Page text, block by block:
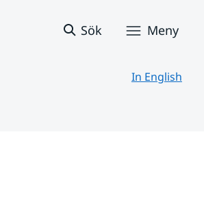
Sök Meny
In English